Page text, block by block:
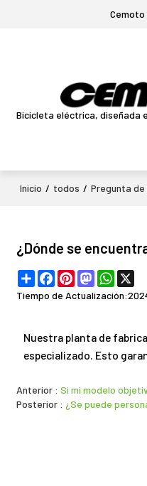
Bicicleta eléctrica, diseñada
Inicio / todos / Pregunta
¿Dónde se
ShareFacebook
PinterestMastodon
Tiempo de Actualización:
Nuestra planta de
especializado. Esto
Anterior
Si mi modelo
Posterior
¿Se puede